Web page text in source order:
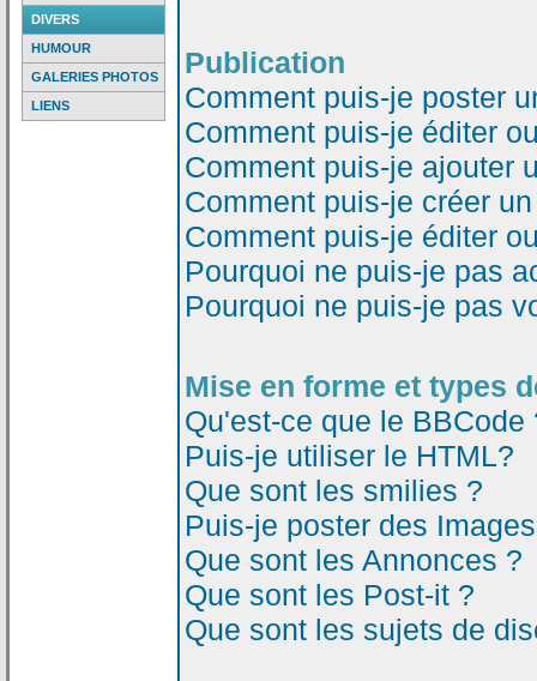
DIVERS
HUMOUR
GALERIES PHOTOS
LIENS
Publication
Comment puis-je poster
Comment puis-je éditer
Comment puis-je ajouter
Comment puis-je créer
Comment puis-je éditer
Pourquoi ne puis-je pas
Pourquoi ne puis-je pas
Mise en forme et types
Qu'est-ce que le BBCode
Puis-je utiliser le HTML?
Que sont les smilies ?
Puis-je poster des
Que sont les Annonces ?
Que sont les Post-it ?
Que sont les sujets de